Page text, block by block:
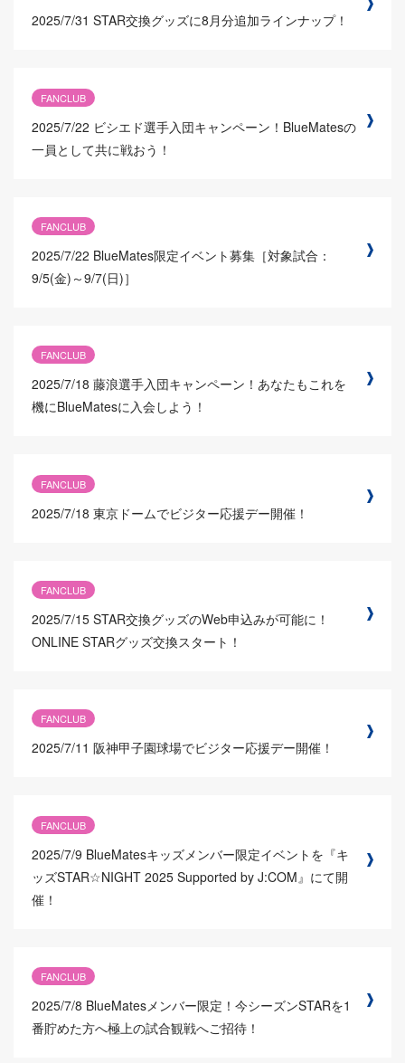
2025/7/31 STAR交換グッズに8月分追加ラインナップ！
FANCLUB
2025/7/22 ビシエド選手入団キャンペーン！BlueMatesの
一員として共に戦おう！
FANCLUB
2025/7/22 BlueMates限定イベント募集［対象試合：
9/5(金)～9/7(日)］
FANCLUB
2025/7/18 藤浪選手入団キャンペーン！あなたもこれを
機にBlueMatesに入会しよう！
FANCLUB
2025/7/18 東京ドームでビジター応援デー開催！
FANCLUB
2025/7/15 STAR交換グッズのWeb申込みが可能に！
ONLINE STARグッズ交換スタート！
FANCLUB
2025/7/11 阪神甲子園球場でビジター応援デー開催！
FANCLUB
2025/7/9 BlueMatesキッズメンバー限定イベントを『キ
ッズSTAR☆NIGHT 2025 Supported by J:COM』にて開
催！
FANCLUB
2025/7/8 BlueMatesメンバー限定！今シーズンSTARを1
番貯めた方へ極上の試合観戦へご招待！